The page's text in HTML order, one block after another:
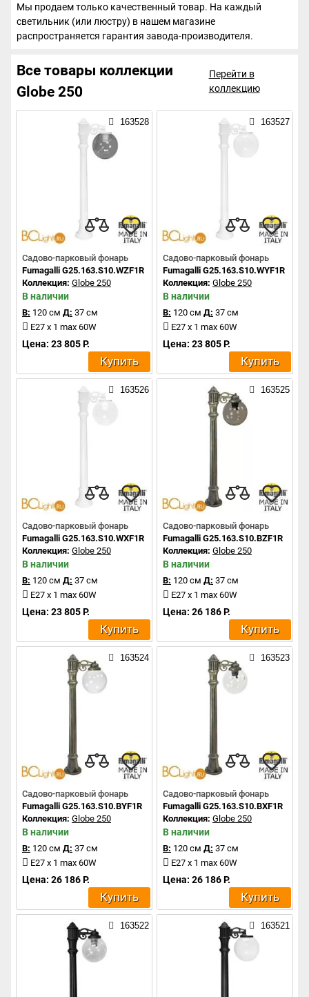
Мы продаем только качественный товар. На каждый
светильник (или люстру) в нашем магазине
распространяется гарантия завода-производителя.
Все товары коллекции
Globe 250
Перейти в
коллекцию
163528
Садово-парковый фонарь
Fumagalli G25.163.S10.WZF1R
Коллекция: Globe 250
В наличии
В: 120 см Д: 37 см
E27 x 1 max 60W
Цена: 23 805 Р.
Купить
163527
Садово-парковый фонарь
Fumagalli G25.163.S10.WYF1R
Коллекция: Globe 250
В наличии
В: 120 см Д: 37 см
E27 x 1 max 60W
Цена: 23 805 Р.
Купить
163526
Садово-парковый фонарь
Fumagalli G25.163.S10.WXF1R
Коллекция: Globe 250
В наличии
В: 120 см Д: 37 см
E27 x 1 max 60W
Цена: 23 805 Р.
Купить
163525
Садово-парковый фонарь
Fumagalli G25.163.S10.BZF1R
Коллекция: Globe 250
В наличии
В: 120 см Д: 37 см
E27 x 1 max 60W
Цена: 26 186 Р.
Купить
163524
Садово-парковый фонарь
Fumagalli G25.163.S10.BYF1R
Коллекция: Globe 250
В наличии
В: 120 см Д: 37 см
E27 x 1 max 60W
Цена: 26 186 Р.
Купить
163523
Садово-парковый фонарь
Fumagalli G25.163.S10.BXF1R
Коллекция: Globe 250
В наличии
В: 120 см Д: 37 см
E27 x 1 max 60W
Цена: 26 186 Р.
Купить
163522 163521